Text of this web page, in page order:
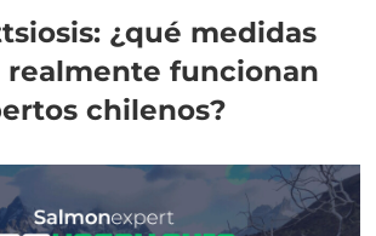
¿qué medidas
funcionan
chilenos?